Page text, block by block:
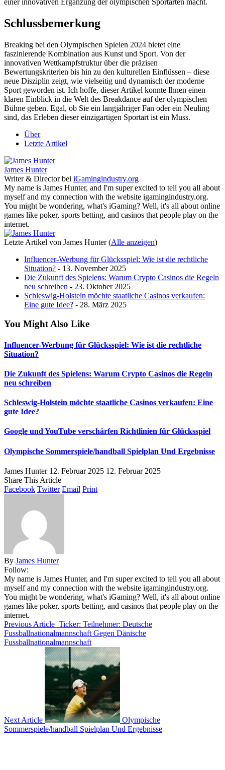
Schlussbemerkung
Breaking bei den Olympischen Spielen 2024 bietet eine
faszinierende Kombination aus Kunst und Sport. Von der
innovativen Wettkampfstruktur über die präzisen
Bewertungskriterien bis hin zu den kulturellen Einflüssen – diese
neue Disziplin zeigt, wie vielseitig und dynamisch der moderne
Sport geworden ist. Ich hoffe, dieser Artikel konnte Ihnen einen
klaren Einblick in die Welt des Breakdance auf der olympischen
Bühne geben. Egal, ob Sie ein langjähriger Fan oder ein Neuling
sind, das Erleben dieser einzigartigen Sportart ist ein Muss.
Über
Letzte Artikel
James Hunter
Writer & Directorbei iGamingindustry.org
My name is James Hunter, and I'm super excited to tell you all about
myself and my connection with the website igamingindustry.org.
You might be wondering, what's iGaming? Well, it's all about online
games like poker, sports betting, and casinos that people play on the
internet.
Letzte Artikel von James Hunter(Alle anzeigen)
Influencer-Werbung für Glücksspiel: Wie ist die rechtliche
Situation? - 13. November 2025
Die Zukunft des Spielens: Warum Crypto Casinos die Regeln
neu schreiben - 23. Oktober 2025
Schleswig-Holstein möchte staatliche Casinos verkaufen:
Eine gute Idee? - 28. März 2025
You Might Also Like
Influencer-Werbung für Glücksspiel: Wie ist die rechtliche
Situation?
Die Zukunft des Spielens: Warum Crypto Casinos die Regeln
neu schreiben
Schleswig-Holstein möchte staatliche Casinos verkaufen: Eine
gute Idee?
Google und YouTube verschärfen Richtlinien für Glücksspiel
Olympische Sommerspiele/handball Spielplan Und Ergebnisse
James Hunter 12. Februar 2025 12. Februar 2025
Share This Article
Facebook Twitter Email Print
By James Hunter
Follow:
My name is James Hunter, and I'm super excited to tell you all about
myself and my connection with the website igamingindustry.org.
You might be wondering, what's iGaming? Well, it's all about online
games like poker, sports betting, and casinos that people play on the
internet.
Previous Article Ticker: Teilnehmer: Deutsche
Fussballnationalmannschaft Gegen Dänische
Fussballnationalmannschaft
Next Article
Olympische
Sommerspiele/handball Spielplan Und Ergebnisse